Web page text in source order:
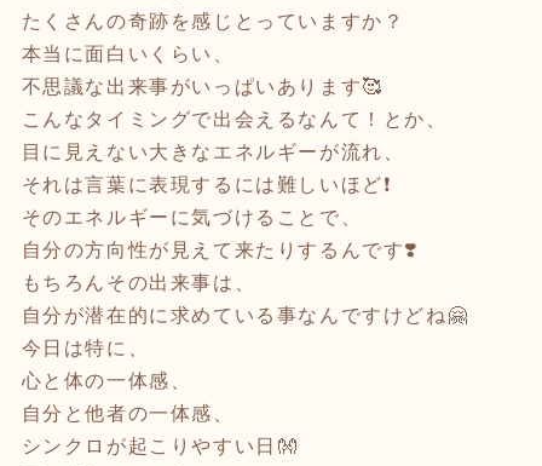
たくさんの奇跡を感じとっていますか？
本当に面白いくらい、
不思議な出来事がいっぱいあります🥰
こんなタイミングで出会えるなんて！とか、
目に見えない大きなエネルギーが流れ、
それは言葉に表現するには難しいほど❗️
そのエネルギーに気づけることで、
自分の方向性が見えて来たりするんです❣️
もちろんその出来事は、
自分が潜在的に求めている事なんですけどね🤗
今日は特に、
心と体の一体感、
自分と他者の一体感、
シンクロが起こりやすい日👐